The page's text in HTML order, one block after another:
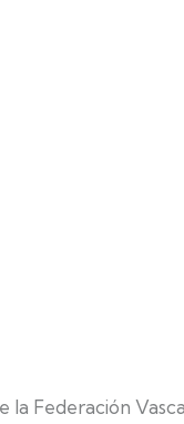
la Federación